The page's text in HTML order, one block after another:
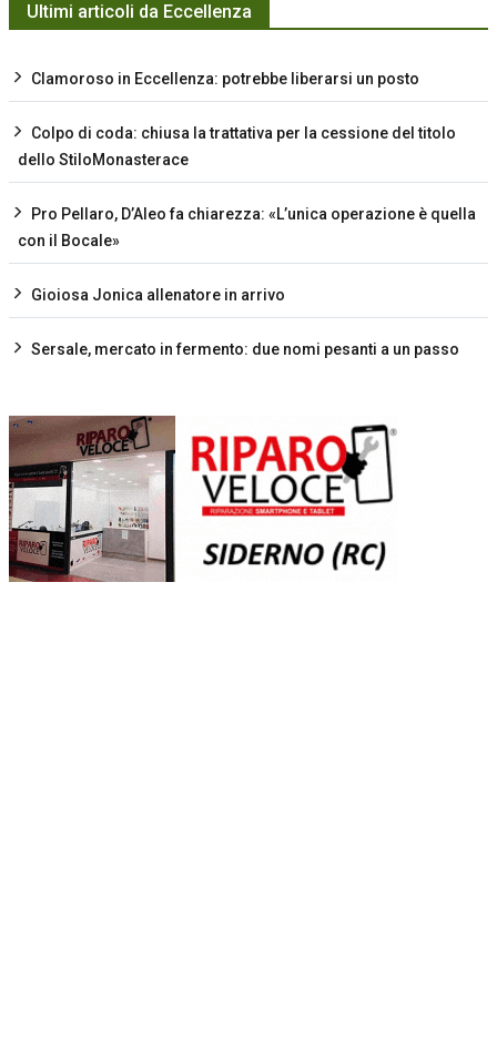
Ultimi articoli da Eccellenza
Clamoroso in Eccellenza: potrebbe liberarsi un posto
Colpo di coda: chiusa la trattativa per la cessione del titolo
dello StiloMonasterace
Pro Pellaro, D’Aleo fa chiarezza: «L’unica operazione è quella
con il Bocale»
Gioiosa Jonica allenatore in arrivo
Sersale, mercato in fermento: due nomi pesanti a un passo